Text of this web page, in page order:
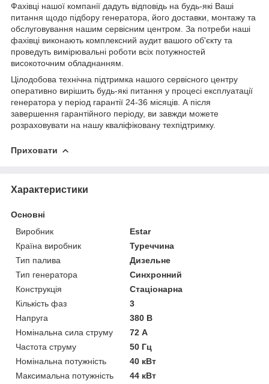
Фахівці нашої компанії дадуть відповідь на будь-які Ваші
питання щодо підбору генератора, його доставки, монтажу та
обслуговування нашим сервісним центром. За потреби наші
фахівці виконають комплексний аудит вашого об'єкту та
проведуть вимірювальні роботи всіх потужностей
високоточним обладнанням.
Цілодобова технічна підтримка нашого сервісного центру
оперативно вирішить будь-які питання у процесі експлуатації
генератора у період гарантії 24-36 місяців. А після
завершення гарантійного періоду, ви завжди можете
розраховувати на нашу кваліфіковану техпідтримку.
Приховати
Характеристики
Основні
Виробник
Estar
Країна виробник
Туреччина
Тип палива
Дизельне
Тип генератора
Синхронний
Конструкція
Стаціонарна
Кількість фаз
3
Напруга
380 В
Номінальна сила струму
72 А
Частота струму
50 Гц
Номінальна потужність
40 кВт
Максимальна потужність
44 кВт